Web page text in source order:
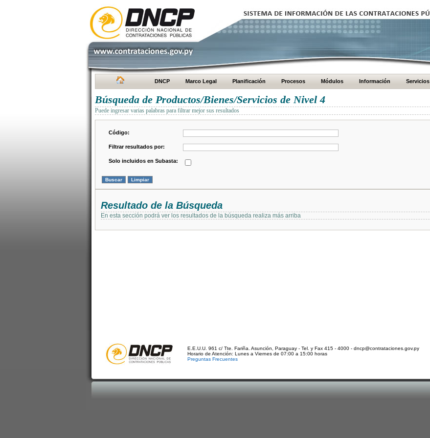
DNCP Marco Legal Planificación Procesos Módulos Información Servicios
Búsqueda de Productos/Bienes/Servicios de Nivel 4
Puede ingresar varias palabras para filtrar mejor sus resultados
Código:
Filtrar resultados por:
Solo incluidos en Subasta:
Resultado de la Búsqueda
En esta sección podrá ver los resultados de la búsqueda realiza más arriba
E.E.U.U. 961 c/ Tte. Fariña. Asunción, Paraguay - Tel. y Fax 415 - 4000 - dncp@contrataciones.gov.py
Horario de Atención: Lunes a Viernes de 07:00 a 15:00 horas
Preguntas Frecuentes